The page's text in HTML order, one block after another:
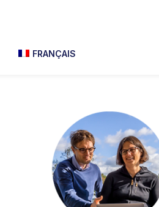
FRANÇAIS
Primary
Sidebar